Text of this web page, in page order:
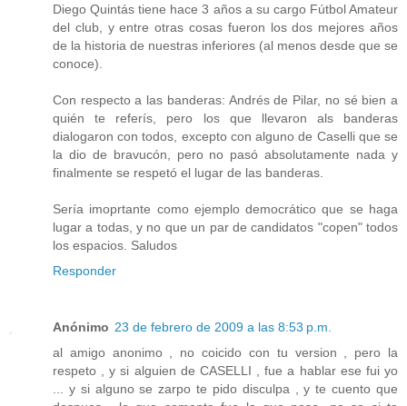
Diego Quintás tiene hace 3 años a su cargo Fútbol Amateur
del club, y entre otras cosas fueron los dos mejores años
de la historia de nuestras inferiores (al menos desde que se
conoce).
Con respecto a las banderas: Andrés de Pilar, no sé bien a
quién te referís, pero los que llevaron als banderas
dialogaron con todos, excepto con alguno de Caselli que se
la dio de bravucón, pero no pasó absolutamente nada y
finalmente se respetó el lugar de las banderas.
Sería imoprtante como ejemplo democrático que se haga
lugar a todas, y no que un par de candidatos "copen" todos
los espacios. Saludos
Responder
Anónimo 23 de febrero de 2009 a las 8:53 p.m.
al amigo anonimo , no coicido con tu version , pero la
respeto , y si alguien de CASELLI , fue a hablar ese fui yo
... y si alguno se zarpo te pido disculpa , y te cuento que